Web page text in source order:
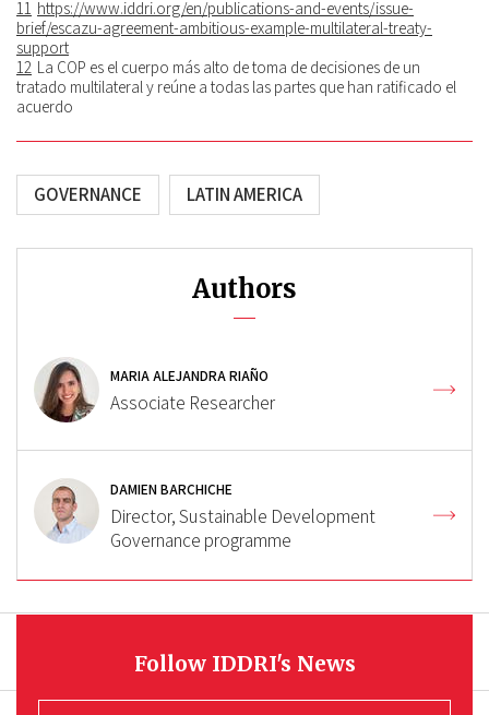
11 https://www.iddri.org/en/publications-and-events/issue-
brief/escazu-agreement-ambitious-example-multilateral-treaty-
support
12 La COP es el cuerpo más alto de toma de decisiones de un
tratado multilateral y reúne a todas las partes que han ratificado el
acuerdo
GOVERNANCE LATIN AMERICA
Authors
MARIA ALEJANDRA RIAÑO
Associate Researcher
DAMIEN BARCHICHE
Director, Sustainable Development
Governance programme
Follow IDDRI's News